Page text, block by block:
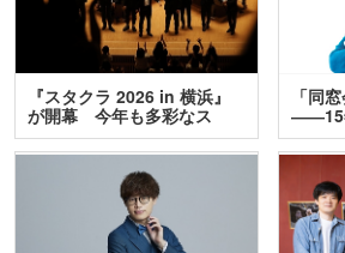
『スタクラ 2026 in 横浜』
が開幕 今年も多彩なス
テ…
「同
――15